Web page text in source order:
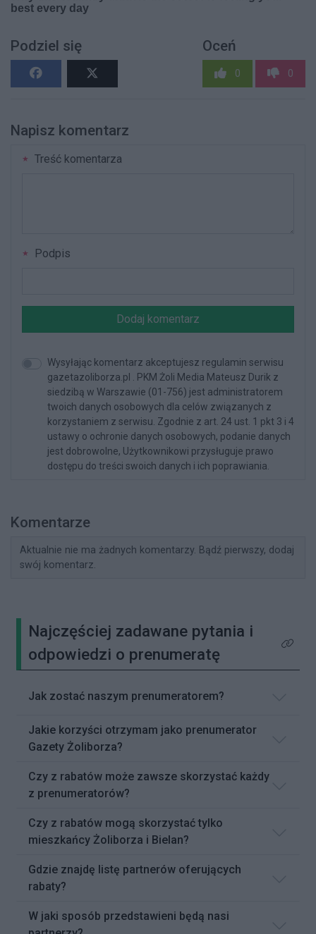
Podziel się Oceń
0 0
Napisz komentarz
Treść komentarza
Podpis
Dodaj komentarz
Wysyłając komentarz akceptujesz regulamin serwisu
gazetazoliborza.pl . PKM Żoli Media Mateusz Durik z
siedzibą w Warszawie (01-756) jest administratorem
twoich danych osobowych dla celów związanych z
korzystaniem z serwisu. Zgodnie z art. 24 ust. 1 pkt 3 i 4
ustawy o ochronie danych osobowych, podanie danych
jest dobrowolne, Użytkownikowi przysługuje prawo
dostępu do treści swoich danych i ich poprawiania.
Komentarze
Aktualnie nie ma żadnych komentarzy. Bądź pierwszy, dodaj
swój komentarz.
Najczęściej zadawane pytania i
odpowiedzi o prenumeratę
Kliknij
Jak zostać naszym prenumeratorem?
Jakie korzyści otrzymam jako prenumerator
Gazety Żoliborza?
Czy z rabatów może zawsze skorzystać każdy
z prenumeratorów?
Czy z rabatów mogą skorzystać tylko
mieszkańcy Żoliborza i Bielan?
Gdzie znajdę listę partnerów oferujących
rabaty?
W jaki sposób przedstawieni będą nasi